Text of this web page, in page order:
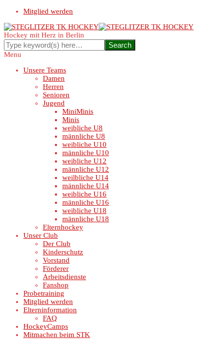
Mitglied werden
Hockey mit Herz in Berlin
Menu
Unsere Teams
Damen
Herren
Senioren
Jugend
MiniMinis
Minis
weibliche U8
männliche U8
weibliche U10
männliche U10
weibliche U12
männliche U12
weilbliche U14
männliche U14
weibliche U16
männliche U16
weibliche U18
männliche U18
Elternhockey
Unser Club
Der Club
Kinderschutz
Vorstand
Förderer
Arbeitsdienste
Fanshop
Probetraining
Mitglied werden
Elterninformation
FAQ
HockeyCamps
Mitmachen beim STK